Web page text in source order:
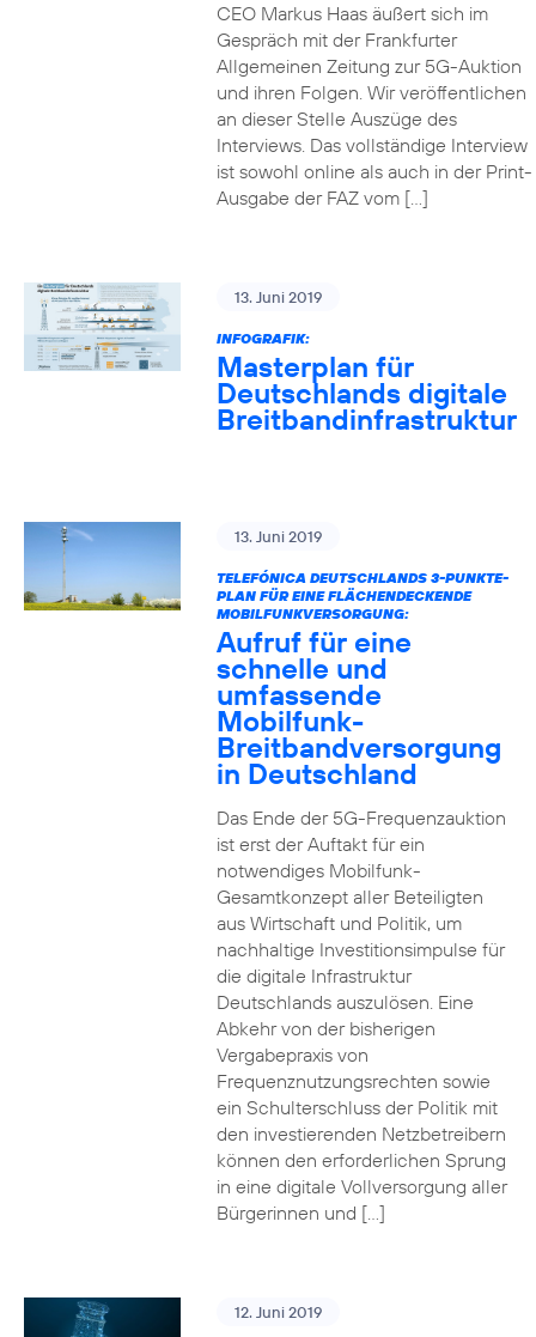
CEO Markus Haas äußert sich im
Gespräch mit der Frankfurter
Allgemeinen Zeitung zur 5G-Auktion
und ihren Folgen. Wir veröffentlichen
an dieser Stelle Auszüge des
Interviews. Das vollständige Interview
ist sowohl online als auch in der Print-
Ausgabe der FAZ vom […]
13. Juni 2019
INFOGRAFIK:
Masterplan für
Deutschlands digitale
Breitbandinfrastruktur
13. Juni 2019
TELEFÓNICA DEUTSCHLANDS 3-PUNKTE-
PLAN FÜR EINE FLÄCHENDECKENDE
MOBILFUNKVERSORGUNG:
Aufruf für eine
schnelle und
umfassende
Mobilfunk-
Breitbandversorgung
in Deutschland
Das Ende der 5G-Frequenzauktion
ist erst der Auftakt für ein
notwendiges Mobilfunk-
Gesamtkonzept aller Beteiligten
aus Wirtschaft und Politik, um
nachhaltige Investitionsimpulse für
die digitale Infrastruktur
Deutschlands auszulösen. Eine
Abkehr von der bisherigen
Vergabepraxis von
Frequenznutzungsrechten sowie
ein Schulterschluss der Politik mit
den investierenden Netzbetreibern
können den erforderlichen Sprung
in eine digitale Vollversorgung aller
Bürgerinnen und […]
12. Juni 2019